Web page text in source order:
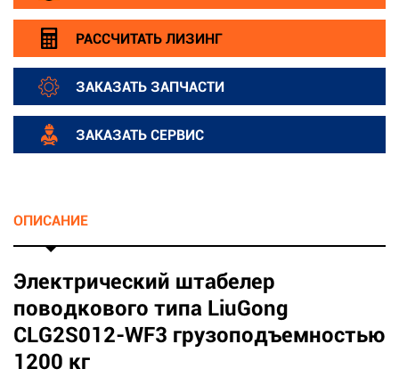
РАССЧИТАТЬ ЛИЗИНГ
ЗАКАЗАТЬ ЗАПЧАСТИ
ЗАКАЗАТЬ СЕРВИС
ОПИСАНИЕ
Электрический штабелер
поводкового типа LiuGong
CLG2S012-WF3 грузоподъемностью
1200 кг